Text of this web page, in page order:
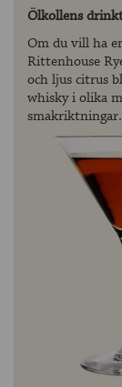
Ölkollens
Om du vill ha
Rittenhouse
och ljus citrus
whisky i olika
smakriktningar.